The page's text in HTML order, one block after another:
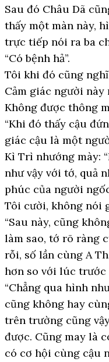
Sau đó Châu Dã
thấy một màn này,
trực tiếp nói ra ba
“Có bệnh hả”.
Tôi khi đó cũng
Cảm giác người
Không được thông
“Khi đó thấy cậu
giác cậu là một
Kì Trì nhướng mày:
như vậy với tớ, quả
phúc của người
Tôi cười, không nói
“Sau này, cũng
làm sao, tớ rõ ràng
rỗi, số lần cùng A
hơn so với lúc trước
“Chẳng qua hình
cũng không hay
trên trường cũng
được. Cũng may là
có cơ hội cùng cậu